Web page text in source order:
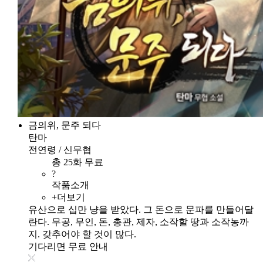
금의위, 문주 되다
탄마
전연령 / 신무협
총 25화 무료
?
작품소개
+더보기
유산으로 십만 냥을 받았다. 그 돈으로 문파를 만들어달
란다. 무공, 무인, 돈, 총관, 제자, 소작할 땅과 소작농까
지. 갖추어야 할 것이 많다.
기다리면 무료 안내